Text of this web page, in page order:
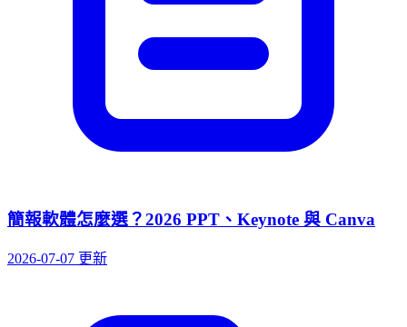
簡報軟體怎麼選？2026 PPT、Keynote 與 Canva
2026-07-07 更新